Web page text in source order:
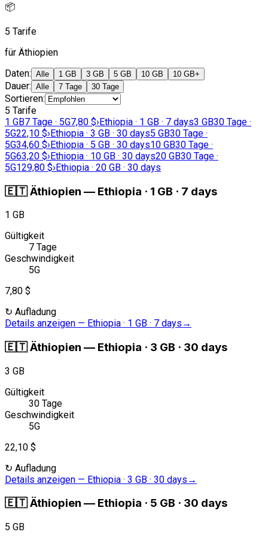
📦
5 Tarife
für Äthiopien
Daten: Alle 1 GB 3 GB 5 GB 10 GB 10 GB+
Dauer: Alle 7 Tage 30 Tage
Sortieren:
5 Tarife
1 GB7 Tage · 5G7,80 $›Ethiopia · 1 GB · 7 days3 GB30 Tage ·
5G22,10 $›Ethiopia · 3 GB · 30 days5 GB30 Tage ·
5G34,60 $›Ethiopia · 5 GB · 30 days10 GB30 Tage ·
5G63,20 $›Ethiopia · 10 GB · 30 days20 GB30 Tage ·
5G129,80 $›Ethiopia · 20 GB · 30 days
🇪🇹Äthiopien — Ethiopia · 1 GB · 7 days
1 GB
Gültigkeit
7 Tage
Geschwindigkeit
5G
7,80 $
↻ Aufladung
Details anzeigen — Ethiopia · 1 GB · 7 days →
🇪🇹Äthiopien — Ethiopia · 3 GB · 30 days
3 GB
Gültigkeit
30 Tage
Geschwindigkeit
5G
22,10 $
↻ Aufladung
Details anzeigen — Ethiopia · 3 GB · 30 days →
🇪🇹Äthiopien — Ethiopia · 5 GB · 30 days
5 GB